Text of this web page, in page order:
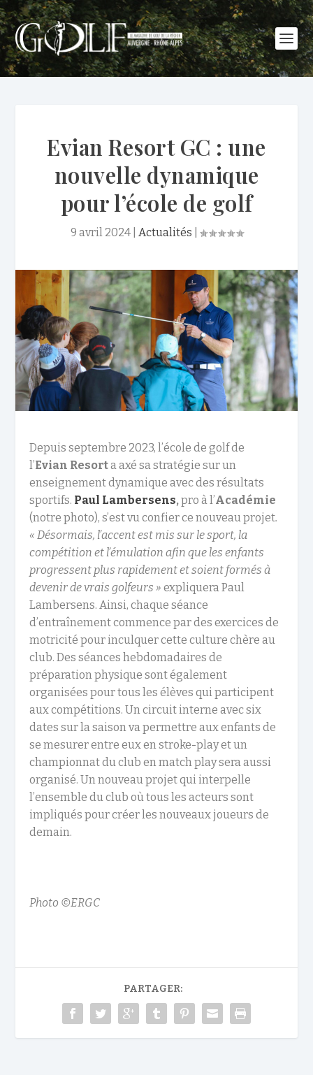
Evian Resort GC : une
nouvelle dynamique
pour l’école de golf
9 avril 2024| Actualités
Depuis septembre 2023, l’école de golf de
l’Evian Resorta axé sa stratégie sur un
enseignement dynamique avec des résultats
sportifs. Paul Lambersens, pro à l’Académie
(notre photo), s’est vu confier ce nouveau projet.
« Désormais, l’accent est mis sur le sport, la
compétition et l’émulation afin que les enfants
progressent plus rapidement et soient formés à
devenir de vrais golfeurs » expliquera Paul
Lambersens. Ainsi, chaque séance
d’entraînement commence par des exercices de
motricité pour inculquer cette culture chère au
club. Des séances hebdomadaires de
préparation physique sont également
organisées pour tous les élèves qui participent
aux compétitions. Un circuit interne avec six
dates sur la saison va permettre aux enfants de
se mesurer entre eux en stroke-play et un
championnat du club en match play sera aussi
organisé. Un nouveau projet qui interpelle
l’ensemble du club où tous les acteurs sont
impliqués pour créer les nouveaux joueurs de
demain.
Photo ©ERGC
PARTAGER: